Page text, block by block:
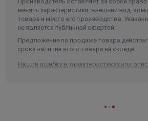
Ширина в упаковке, см. 19.000
Высота в упаковке, см. 42.000
Вес в упаковке, кг 6.200
менять характеристики, внешний вид,
товара и место его производства.
не является публичной офертой.
Предложение по продаже товара
срока наличия этого товара на складе.
Нашли ошибку в характеристиках или